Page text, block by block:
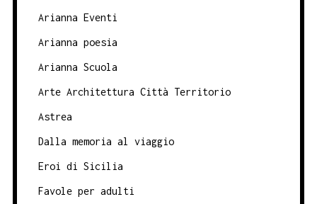
Arianna Eventi
Arianna poesia
Arianna Scuola
Arte Architettura Città Territorio
Astrea
Dalla memoria al viaggio
Eroi di Sicilia
Favole per adulti